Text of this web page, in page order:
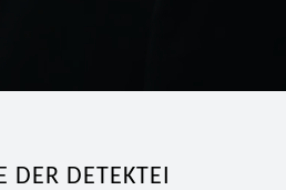
DER DETEKTEI